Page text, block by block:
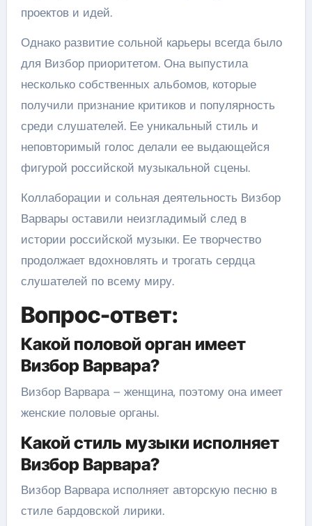
проектов и идей.
Однако развитие сольной карьеры всегда было
для Визбор приоритетом. Она выпустила
несколько собственных альбомов, которые
получили признание критиков и популярность
среди слушателей. Ее уникальный стиль и
неповторимый голос делали ее выдающейся
фигурой российской музыкальной сцены.
Коллаборации и сольная деятельность Визбор
Варвары оставили неизгладимый след в
истории российской музыки. Ее творчество
продолжает вдохновлять и трогать сердца
слушателей по всему миру.
Вопрос-ответ:
Какой половой орган имеет
Визбор Варвара?
Визбор Варвара – женщина, поэтому она имеет
женские половые органы.
Какой стиль музыки исполняет
Визбор Варвара?
Визбор Варвара исполняет авторскую песню в
стиле бардовской лирики.